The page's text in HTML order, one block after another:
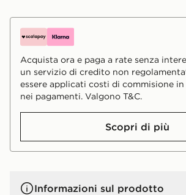
Acquista ora e paga a rate senza
un servizio di credito non
essere applicati costi di commisione
nei pagamenti. Valgono T&C.
Scopri di più
Informazioni sul prodotto